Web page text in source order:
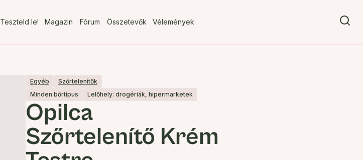
Teszteld le! Magazin Fórum Összetevők Vélemények
Egyéb
Szőrtelenítők
Minden bőrtípus
Lelőhely: drogériák, hipermarketek
Opilca
Szőrtelenítő Krém